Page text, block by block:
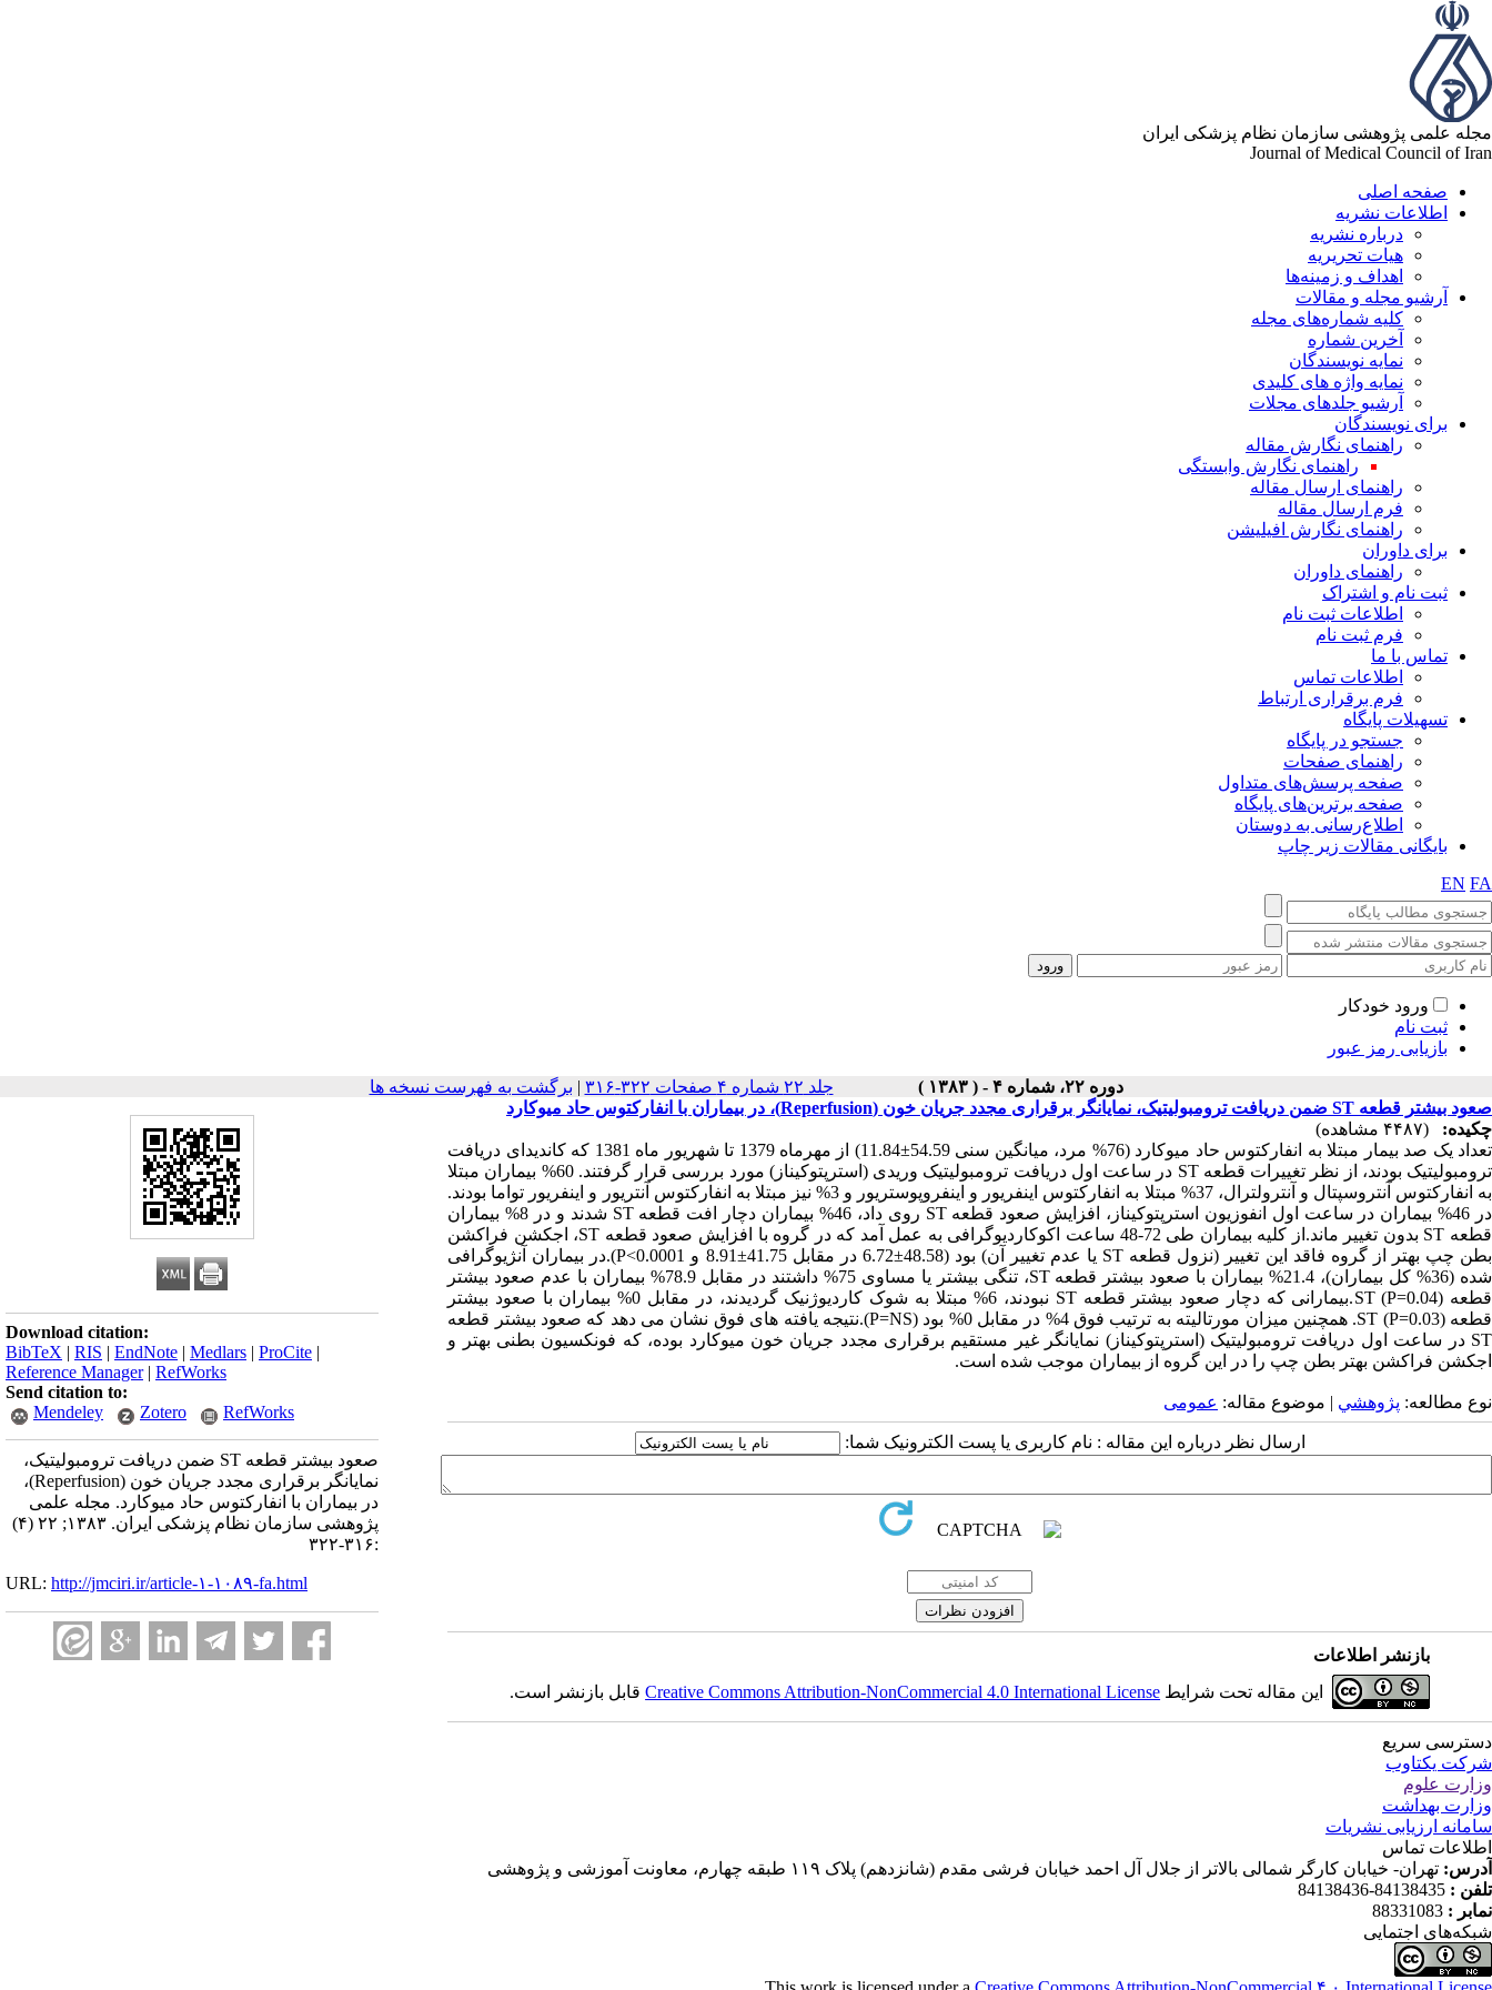
مجله علمی پژوهشی سازمان نظام پزشکی ایران
Journal of Medical Council of Iran
صفحه اصلی
اطلاعات نشریه
درباره نشریه
هیات تحریریه
اهداف و زمینه‌ها
آرشیو مجله و مقالات
کلیه شماره‌های مجله
آخرین شماره
نمایه نویسندگان
نمایه واژه های کلیدی
آرشیو جلدهای مجلات
برای نویسندگان
راهنمای نگارش مقاله
راهنمای نگارش وابستگی
راهنمای ارسال مقاله
فرم ارسال مقاله
راهنمای نگارش افیلیشن
برای داوران
راهنمای داوران
ثبت نام و اشتراک
اطلاعات ثبت نام
فرم ثبت نام
تماس با ما
اطلاعات تماس
فرم برقراری ارتباط
تسهیلات پایگاه
جستجو در پایگاه
راهنمای صفحات
صفحه پرسش‌های متداول
صفحه برترین‌های پایگاه
اطلاع‌رسانی به دوستان
بایگانی مقالات زیر چاپ
EN FA
ورود خودکار
ثبت نام
بازیابی رمز عبور
دوره ۲۲، شماره ۴ - ( ۱۳۸۳ ) جلد ۲۲ شماره ۴ صفحات ۳۲۲-۳۱۶ | برگشت به فهرست نسخه ها
Download citation:
BibTeX | RIS | EndNote | Medlars | ProCite |
Reference Manager| RefWorks
Send citation to:
Mendeley
Zotero RefWorks
صعود بیشتر قطعه ST ضمن دریافت ترومبولیتیک،
نمایانگر برقراری مجدد جریان خون (Reperfusion)،
در بیماران با انفارکتوس حاد میوکارد. مجله علمی
پژوهشی سازمان نظام پزشکی ایران. ۱۳۸۳; ۲۲ (۴)
:۳۱۶-۳۲۲
URL: http://jmciri.ir/article-۱-۱۰۸۹-fa.html
صعود بیشتر قطعه ST ضمن دریافت ترومبولیتیک، نمایانگر برقراری مجدد جریان خون (Reperfusion)، در بیماران با انفارکتوس حاد میوکارد
چکیده:
(۴۴۸۷ مشاهده)
تعداد یک صد بیمار مبتلا به انفارکتوس حاد میوکارد (76% مرد، میانگین سنی 54.59±11.84) از مهرماه 1379 تا شهریور ماه 1381 که کاندیدای دریافت
ترومبولیتیک بودند، از نظر تغییرات قطعه ST در ساعت اول دریافت ترومبولیتیک وریدی (استرپتوکیناز) مورد بررسی قرار گرفتند. 60% بیماران مبتلا
به انفارکتوس آنتروسپتال و آنترولترال، 37% مبتلا به انفارکتوس اینفریور و اینفروپوستریور و 3% نیز مبتلا به انفارکتوس آنتریور و اینفریور تواما بودند.
در 46% بیماران در ساعت اول انفوزیون استرپتوکیناز، افزایش صعود قطعه ST روی داد، 46% بیماران دچار افت قطعه ST شدند و در 8% بیماران
قطعه ST بدون تغییر ماند.از کلیه بیماران طی 72-48 ساعت اکوکاردیوگرافی به عمل آمد که در گروه با افزایش صعود قطعه ST، اجکشن فراکشن
بطن چپ بهتر از گروه فاقد این تغییر (نزول قطعه ST یا عدم تغییر آن) بود (48.58±6.72 در مقابل 41.75±8.91 و P<0.0001).در بیماران آنژیوگرافی
شده (36% کل بیماران)، 21.4% بیماران با صعود بیشتر قطعه ST، تنگی بیشتر یا مساوی 75% داشتند در مقابل 78.9% بیماران با عدم صعود بیشتر
قطعه ST (P=0.04).بیمارانی که دچار صعود بیشتر قطعه ST نبودند، 6% مبتلا به شوک کاردیوژنیک گردیدند، در مقابل 0% بیماران با صعود بیشتر
قطعه ST (P=0.03). همچنین میزان مورتالیته به ترتیب فوق 4% در مقابل 0% بود (P=NS).نتیجه یافته های فوق نشان می دهد که صعود بیشتر قطعه
ST در ساعت اول دریافت ترومبولیتیک (استرپتوکیناز) نمایانگر غیر مستقیم برقراری مجدد جریان خون میوکارد بوده، که فونکسیون بطنی بهتر و
اجکشن فراکشن بهتر بطن چپ را در این گروه از بیماران موجب شده است.
نوع مطالعه: پژوهشي | موضوع مقاله: عمومى
ارسال نظر درباره این مقاله : نام کاربری یا پست الکترونیک شما:
بازنشر اطلاعات
این مقاله تحت شرایط Creative Commons Attribution-NonCommercial 4.0 International Licenseقابل بازنشر است.
دسترسی سریع
شرکت یکتاوب
وزارت علوم
وزارت بهداشت
سامانه ارزیابی نشریات
اطلاعات تماس
آدرس: تهران- خیابان کارگر شمالی بالاتر از جلال آل احمد خیابان فرشی مقدم (شانزدهم) پلاک ۱۱۹ طبقه چهارم، معاونت آموزشی و پژوهشی
تلفن : 84138435-84138436
نمابر : 88331083
شبکه‌های اجتمایی